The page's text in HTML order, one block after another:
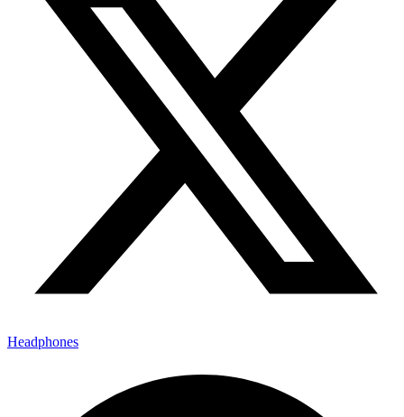
Headphones